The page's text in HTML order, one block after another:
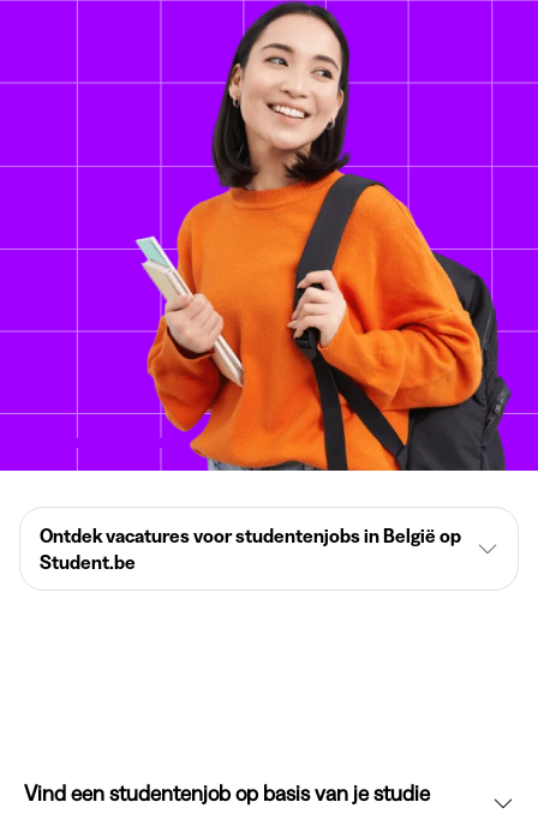
Ontdek vacatures voor studentenjobs in België op
Student.be
Vind een studentenjob op basis van je studie